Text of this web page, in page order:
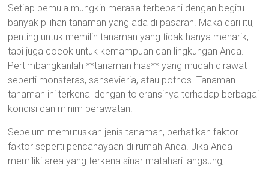
Setiap pemula mungkin merasa terbebani dengan begitu
banyak pilihan tanaman yang ada di pasaran. Maka dari itu,
penting untuk memilih tanaman yang tidak hanya menarik,
tapi juga cocok untuk kemampuan dan lingkungan Anda.
Pertimbangkanlah **tanaman hias** yang mudah dirawat
seperti monsteras, sansevieria, atau pothos. Tanaman-
tanaman ini terkenal dengan toleransinya terhadap berbagai
kondisi dan minim perawatan.
Sebelum memutuskan jenis tanaman, perhatikan faktor-
faktor seperti pencahayaan di rumah Anda. Jika Anda
memiliki area yang terkena sinar matahari langsung,